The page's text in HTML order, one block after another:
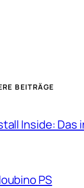
BEITRÄGE
Inside: Das
PS